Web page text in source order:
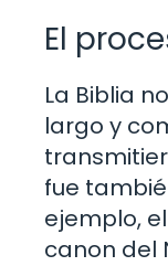
El
La Biblia
largo y
fue
ejemplo,
canon del